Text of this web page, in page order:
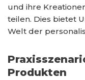
und ihre
teilen. Dies bietet
Welt der
Produkten